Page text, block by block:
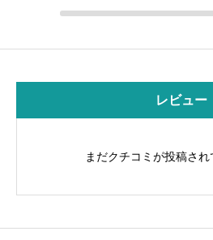
レビュー
まだクチコミが投稿され